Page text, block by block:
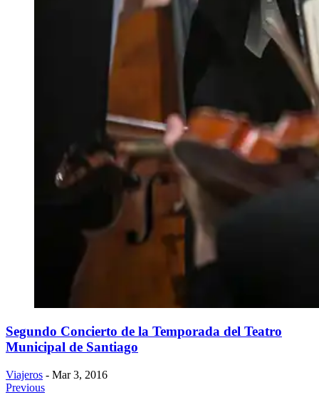
Segundo Concierto de la Temporada del Teatro
Municipal de Santiago
Viajeros - Mar 3, 2016
Previous